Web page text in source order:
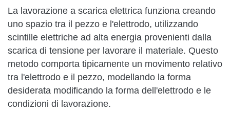
La lavorazione a scarica elettrica funziona creando
uno spazio tra il pezzo e l'elettrodo, utilizzando
scintille elettriche ad alta energia provenienti dalla
scarica di tensione per lavorare il materiale. Questo
metodo comporta tipicamente un movimento relativo
tra l'elettrodo e il pezzo, modellando la forma
desiderata modificando la forma dell'elettrodo e le
condizioni di lavorazione.